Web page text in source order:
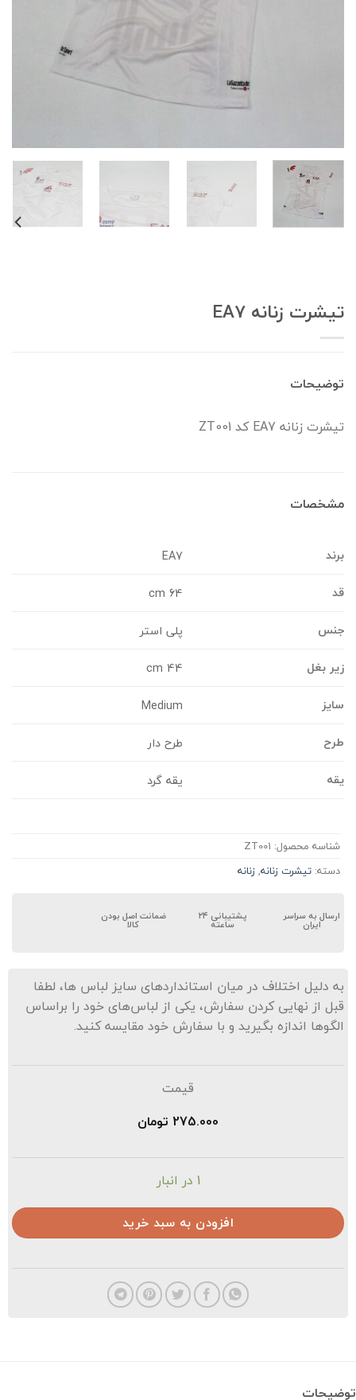
تیشرت زنانه EA7
توضیحات
تیشرت زنانه EA7 کد ZT001
مشخصات
برند
EA7
64 cm
جنس
پلی استر
زیر بغل
44 cm
سایز
Medium
طرح
طرح دار
یقه
یقه گرد
شناسه محصول:ZT001
دسته:تیشرت زنانه,زنانه
ارسال به سراسر
ایران
پشتیبانی ۲۴
ساعته
ضمانت اصل بودن
به دلیل اختلاف در میان استانداردهای سایز لباس ها، لطفا
قبل از نهایی کردن سفارش، یکی از لباس‌های خود را براساس
الگوها اندازه بگیرید و با سفارش خود مقایسه کنید.
قیمت
275.000تومان
افزودن به سبد خرید